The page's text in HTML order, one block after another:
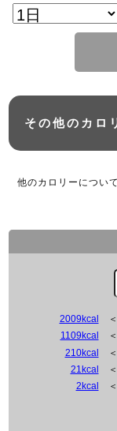
その他のカロ
他のカロリーについ
2009kcal ＜
1109kcal
＜
210kcal ＜
21kcal
＜
2kcal
＜